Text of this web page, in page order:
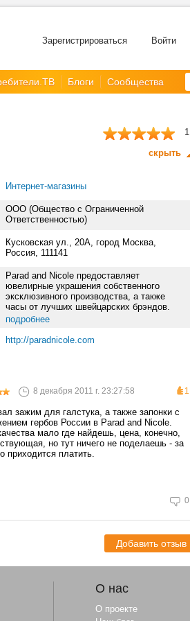
Зарегистрироваться Войти
Блоги Сообщества
1
скрыть
Интернет-магазины
ООО (Общество с Ограниченной
Ответственностью)
Кусковская ул., 20А, город Москва,
Россия, 111141
Parad and Nicole предоставляет
ювелирные украшения собственного
эксклюзивного производства, а также
часы от лучших швейцарских брэндов.
подробнее
http://paradnicole.com
8 декабря 2011 г. 23:27:58 1
зажим для галстука, а также запонки с
гербов России в Parad and Nicole.
мало где найдешь, цена, конечно,
но тут ничего не поделаешь - за
приходится платить.
0
Добавить отзыв
О нас
О проекте